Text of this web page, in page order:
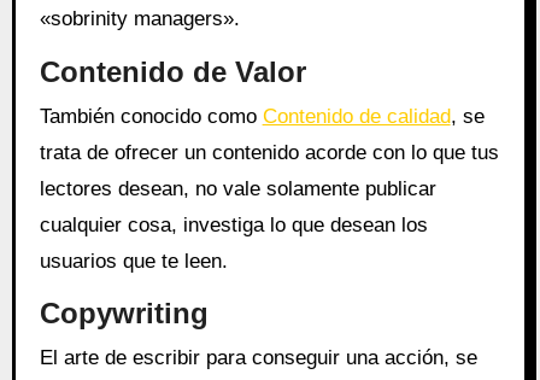
«sobrinity managers».
Contenido de Valor
También conocido como Contenido de calidad, se
trata de ofrecer un contenido acorde con lo que tus
lectores desean, no vale solamente publicar
cualquier cosa, investiga lo que desean los
usuarios que te leen.
Copywriting
El arte de escribir para conseguir una acción, se